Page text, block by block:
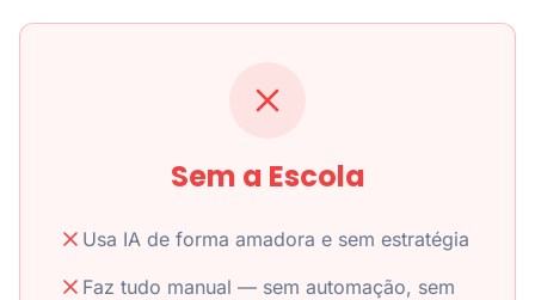
Sem a Escola
Usa IA de forma amadora e sem estratégia
Faz tudo manual — sem automação, sem